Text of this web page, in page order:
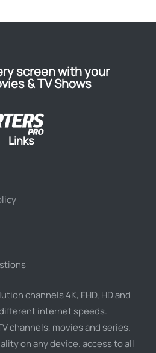
screen with your
& TV Shows
Links
channels 4K, FHD, HD and
different internet speeds.
channels, movies and series.
on any device. access to all